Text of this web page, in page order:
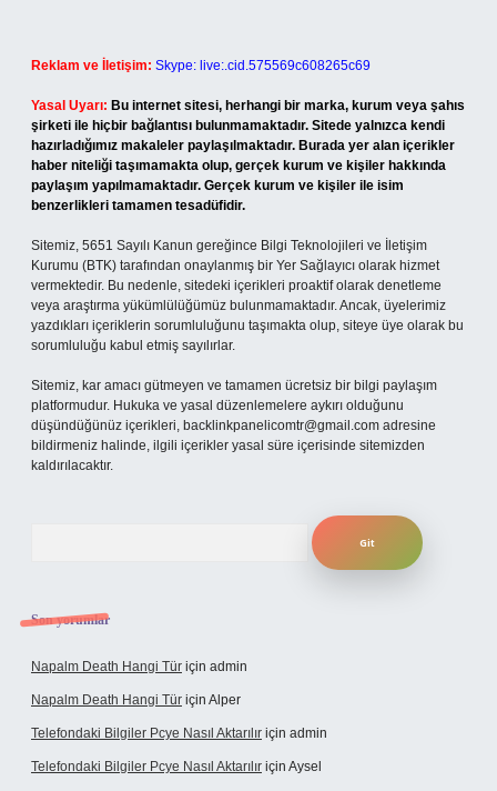
Reklam ve İletişim: Skype: live:.cid.575569c608265c69
Yasal Uyarı: Bu internet sitesi, herhangi bir marka, kurum veya şahıs
şirketi ile hiçbir bağlantısı bulunmamaktadır. Sitede yalnızca kendi
hazırladığımız makaleler paylaşılmaktadır. Burada yer alan içerikler
haber niteliği taşımamakta olup, gerçek kurum ve kişiler hakkında
paylaşım yapılmamaktadır. Gerçek kurum ve kişiler ile isim
benzerlikleri tamamen tesadüfidir.
Sitemiz, 5651 Sayılı Kanun gereğince Bilgi Teknolojileri ve İletişim
Kurumu (BTK) tarafından onaylanmış bir Yer Sağlayıcı olarak hizmet
vermektedir. Bu nedenle, sitedeki içerikleri proaktif olarak denetleme
veya araştırma yükümlülüğümüz bulunmamaktadır. Ancak, üyelerimiz
yazdıkları içeriklerin sorumluluğunu taşımakta olup, siteye üye olarak bu
sorumluluğu kabul etmiş sayılırlar.
Sitemiz, kar amacı gütmeyen ve tamamen ücretsiz bir bilgi paylaşım
platformudur. Hukuka ve yasal düzenlemelere aykırı olduğunu
düşündüğünüz içerikleri, backlinkpanelicomtr@gmail.com adresine
bildirmeniz halinde, ilgili içerikler yasal süre içerisinde sitemizden
kaldırılacaktır.
Son yorumlar
Napalm Death Hangi Tür için admin
Napalm Death Hangi Tür için Alper
Telefondaki Bilgiler Pcye Nasıl Aktarılır için admin
Telefondaki Bilgiler Pcye Nasıl Aktarılır için Aysel